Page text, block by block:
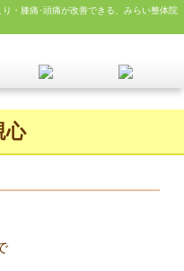
・膝痛･頭痛が改善できる、みらい整体院
心